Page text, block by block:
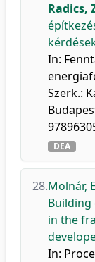
Radics,
In:
Szerk.:
DEA
28.Molnár,
in the
In: